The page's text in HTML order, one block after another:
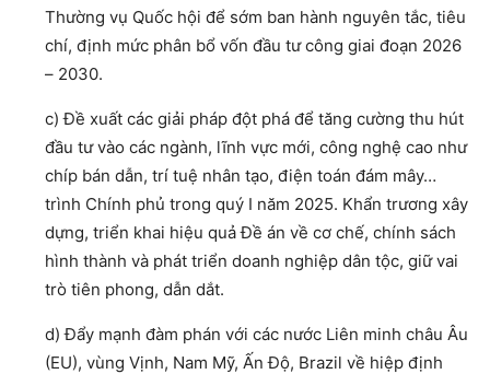
Thường vụ Quốc hội để sớm ban hành nguyên tắc, tiêu
chí, định mức phân bổ vốn đầu tư công giai đoạn 2026
– 2030.
c) Đề xuất các giải pháp đột phá để tăng cường thu hút
đầu tư vào các ngành, lĩnh vực mới, công nghệ cao như
chíp bán dẫn, trí tuệ nhân tạo, điện toán đám mây…
trình Chính phủ trong quý I năm 2025. Khẩn trương xây
dựng, triển khai hiệu quả Đề án về cơ chế, chính sách
hình thành và phát triển doanh nghiệp dân tộc, giữ vai
trò tiên phong, dẫn dắt.
d) Đẩy mạnh đàm phán với các nước Liên minh châu Âu
(EU), vùng Vịnh, Nam Mỹ, Ấn Độ, Brazil về hiệp định